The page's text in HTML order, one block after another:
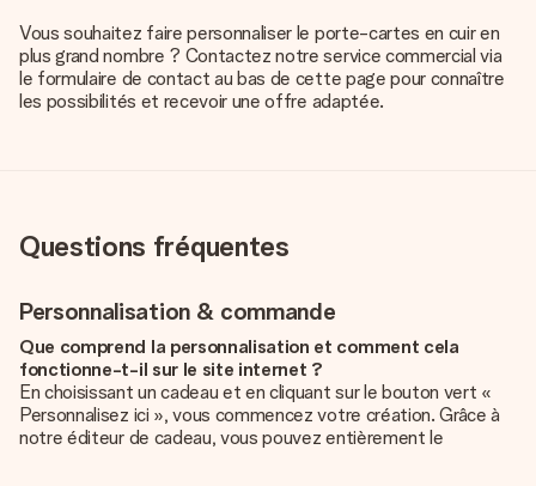
Vous souhaitez faire personnaliser le porte-cartes en cuir en
plus grand nombre ? Contactez notre service commercial via
le formulaire de contact au bas de cette page pour connaître
les possibilités et recevoir une offre adaptée.
Questions fréquentes
Personnalisation & commande
Que comprend la personnalisation et comment cela
fonctionne-t-il sur le site internet ?
En choisissant un cadeau et en cliquant sur le bouton vert «
Personnalisez ici », vous commencez votre création. Grâce à
notre éditeur de cadeau, vous pouvez entièrement le